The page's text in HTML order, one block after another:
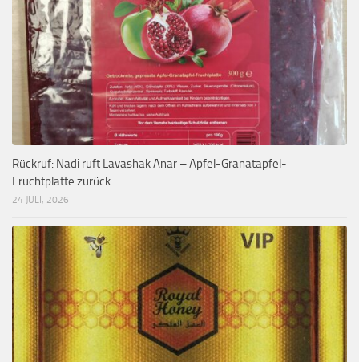
Rückruf: Nadi ruft Lavashak Anar – Apfel-Granatapfel-
Fruchtplatte zurück
24 JULI, 2026